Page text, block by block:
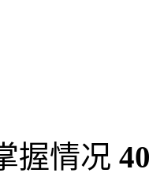
握情况